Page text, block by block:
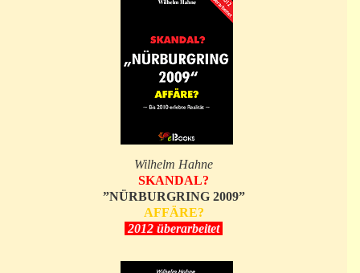
Wilhelm Hahne
SKANDAL?
”NÜRBURGRING 2009”
AFFÄRE?
2012 überarbeitet